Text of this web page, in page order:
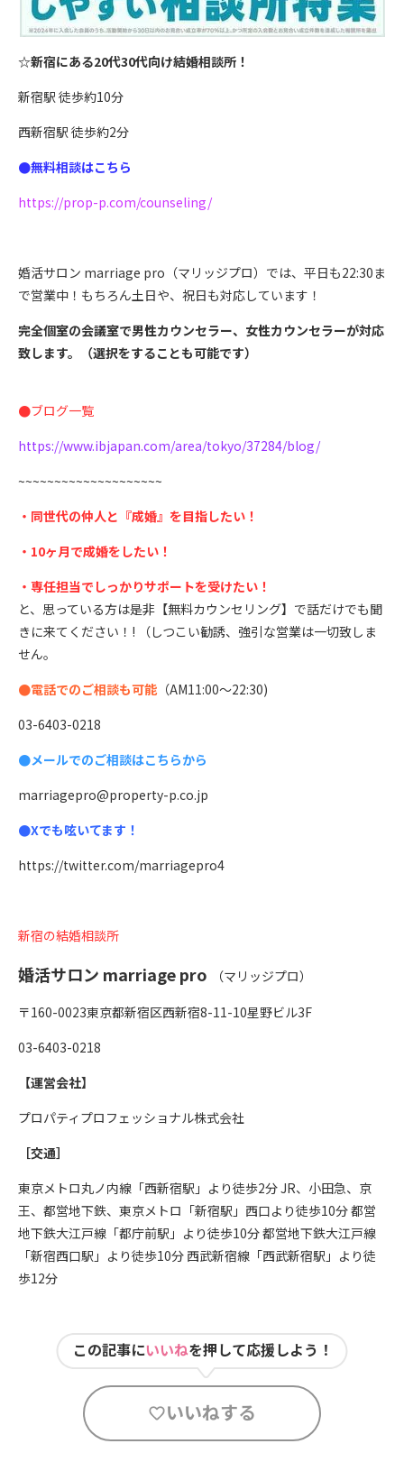
☆新宿にある20代30代向け結婚相談所！
新宿駅 徒歩約10分
西新宿駅 徒歩約2分
●無料相談はこちら
https://prop-p.com/counseling/
婚活サロン marriage pro（マリッジプロ）では、平日も22:30ま
で営業中！もちろん土日や、祝日も対応しています！
完全個室の会議室で男性カウンセラー、女性カウンセラーが対応
致します。（選択をすることも可能です）
●ブログ一覧
https://www.ibjapan.com/area/tokyo/37284/blog/
~~~~~~~~~~~~~~~~~~~~
・同世代の仲人と『成婚』を目指したい！
・10ヶ月で成婚をしたい！
・専任担当でしっかりサポートを受けたい！
と、思っている方は是非【無料カウンセリング】で話だけでも聞
きに来てください！! （しつこい勧誘、強引な営業は一切致しま
せん。
●電話でのご相談も可能（AM11:00〜22:30)
03-6403-0218
●メールでのご相談はこちらから
marriagepro@property-p.co.jp
●Xでも呟いてます！
https://twitter.com/marriagepro4
新宿の結婚相談所
婚活サロン marriage pro
（マリッジプロ）
〒160-0023東京都新宿区西新宿8-11-10星野ビル3F
03-6403-0218
【運営会社】
プロパティプロフェッショナル株式会社
［交通］
東京メトロ丸ノ内線「西新宿駅」より徒歩2分 JR、小田急、京
王、都営地下鉄、東京メトロ「新宿駅」西口より徒歩10分 都営
地下鉄大江戸線「都庁前駅」より徒歩10分 都営地下鉄大江戸線
「新宿西口駅」より徒歩10分 西武新宿線「西武新宿駅」より徒
歩12分
この記事にいいねを押して応援しよう！
いいねする